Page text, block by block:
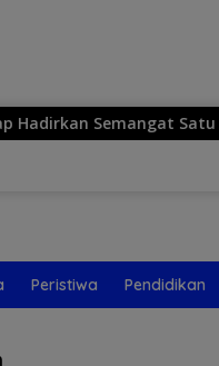
Semangat Satu HATI
Peristiwa Pendidikan